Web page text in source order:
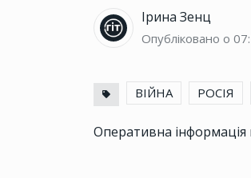
Ірина Зенц
Опубліковано о
ВІЙНА РОСІЯ
Оперативна інформація